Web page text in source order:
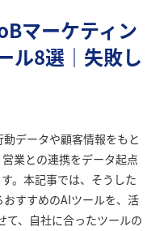
マーケティン
ル8選｜失敗し
データや顧客情報をもと
業との連携をデータ起点
。本記事では、そうした
すすめのAIツールを、活
て、自社に合ったツールの